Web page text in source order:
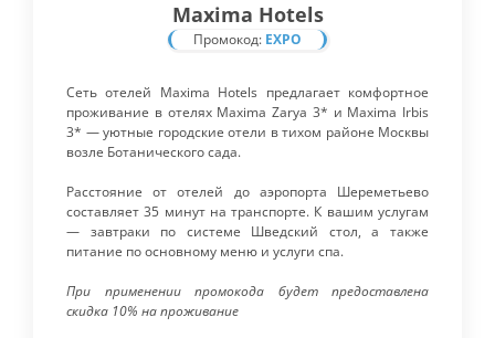
Maxima Hotels
Промокод: EXPO
Сеть отелей Maxima Hotels предлагает комфортное
проживание в отелях Maxima Zarya 3* и Maxima Irbis
3* — уютные городские отели в тихом районе Москвы
возле Ботанического сада.
Расстояние от отелей до аэропорта Шереметьево
составляет 35 минут на транспорте. К вашим услугам
— завтраки по системе Шведский стол, а также
питание по основному меню и услуги спа.
При применении промокода будет предоставлена
скидка 10% на проживание